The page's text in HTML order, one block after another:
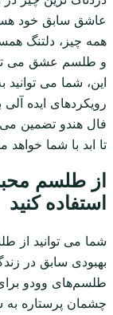
عاشق سابق خود
همه چیز، دلتنگ
و طلسم عشق می
این، شما می
رویکردهای ایده
فال هندو تضمین
تا ابد با شما خواهد
از طلسم
استفاده کنید
شما می توانید از
بهبودی سابق در
طلسم‌های وودو برای
چشمان پرستاره به